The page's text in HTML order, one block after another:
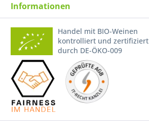
Informationen
Handel mit BIO-Weinen
kontrolliert und zertifiziert
durch DE-ÖKO-009